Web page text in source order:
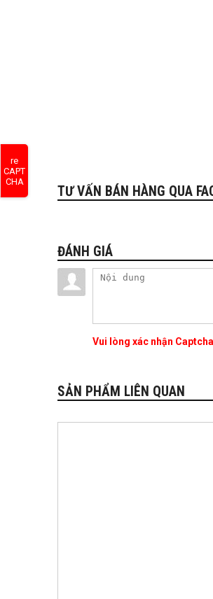
TƯ VẤN BÁN HÀNG QUA
ĐÁNH GIÁ
re
CAPT
CHA
Vui lòng xác nhận
SẢN PHẨM LIÊN QUAN